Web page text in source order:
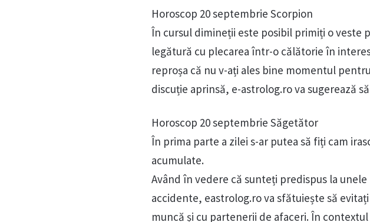
Horoscop 20 septembrie Scorpion
În cursul dimineții este posibil primiți o veste
legătură cu plecarea într-o călătorie în
reproșa că nu v-ați ales bine momentul
discuție aprinsă, e-astrolog.ro va sugerează
Horoscop 20 septembrie Săgetător
În prima parte a zilei s-ar putea să fiți cam
acumulate.
Având în vedere că sunteți predispus la
accidente, eastrolog.ro va sfătuiește să
muncă și cu partenerii de afaceri. În